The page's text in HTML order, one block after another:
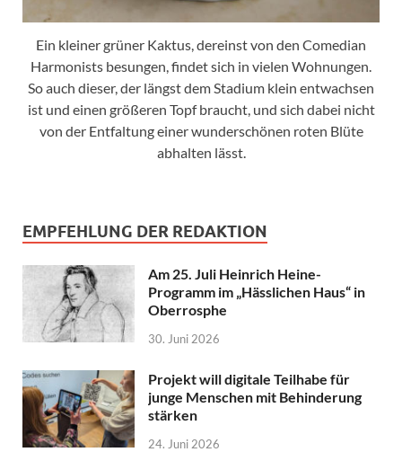
Ein kleiner grüner Kaktus, dereinst von den Comedian
Harmonists besungen, findet sich in vielen Wohnungen.
So auch dieser, der längst dem Stadium klein entwachsen
ist und einen größeren Topf braucht, und sich dabei nicht
von der Entfaltung einer wunderschönen roten Blüte
abhalten lässt.
EMPFEHLUNG DER REDAKTION
Am 25. Juli Heinrich Heine-
Programm im „Hässlichen Haus“ in
Oberrosphe
30. Juni 2026
Projekt will digitale Teilhabe für
junge Menschen mit Behinderung
stärken
24. Juni 2026